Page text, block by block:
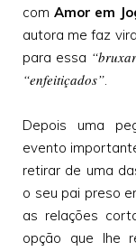
com Amor em
autora me faz
para essa
“enfeitiçados”.
Depois uma
evento
retirar de uma
o seu pai preso
as relações
opção que lhe